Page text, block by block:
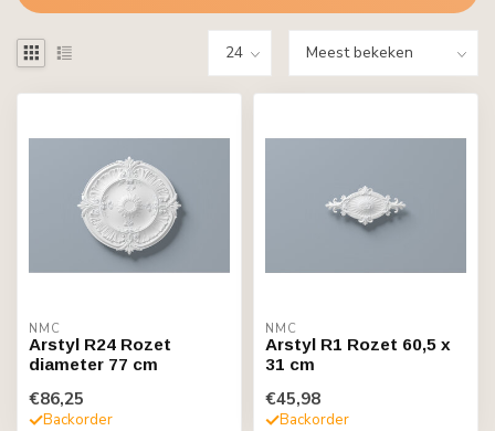
NMC
Arstyl R24 Rozet
diameter 77 cm
€86,25
Backorder
NMC
Arstyl R1 Rozet 60,5 x
31 cm
€45,98
Backorder